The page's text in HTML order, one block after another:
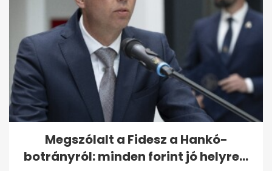
Megszólalt a Fidesz a Hankó-
botrányról: minden forint jó helyre...